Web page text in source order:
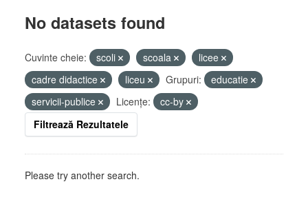
No datasets found
Cuvinte cheie: scoli scoala
licee
cadre didactice
liceu Grupuri:
educatie
servicii-publice
Licenţe:
cc-by
Filtrează Rezultatele
Please try another search.